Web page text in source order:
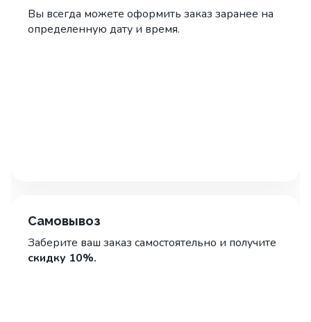
Вы всегда можете оформить заказ заранее на
определенную дату и время.
Самовывоз
Заберите ваш заказ самостоятельно и получите
скидку 10%.